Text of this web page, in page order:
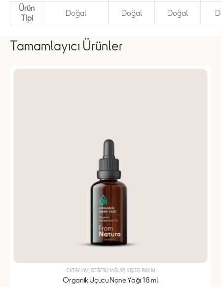
Ürün
Tipi
Doğal Doğal Doğal
Tamamlayıcı Ürünler
CILT BAKIMI , DEĞERLI YAĞLAR, KIŞISEL BAKIM
Organik Uçucu Nane Yağı 18 ml